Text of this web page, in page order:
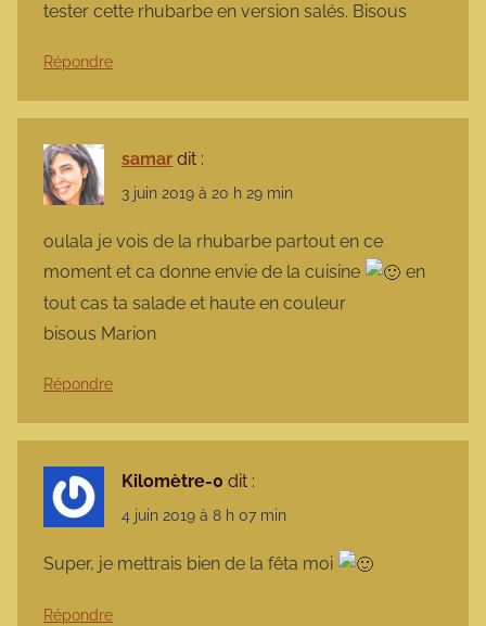
tester cette rhubarbe en version salés. Bisous
Répondre
samar dit :
3 juin 2019 à 20 h 29 min
oulala je vois de la rhubarbe partout en ce
moment et ca donne envie de la cuisine
en
tout cas ta salade et haute en couleur
bisous Marion
Répondre
Kilomètre-0 dit :
4 juin 2019 à 8 h 07 min
Super, je mettrais bien de la fêta moi
Répondre